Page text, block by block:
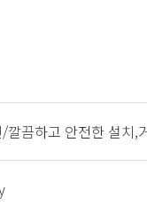
끔하고 안전한 설치,